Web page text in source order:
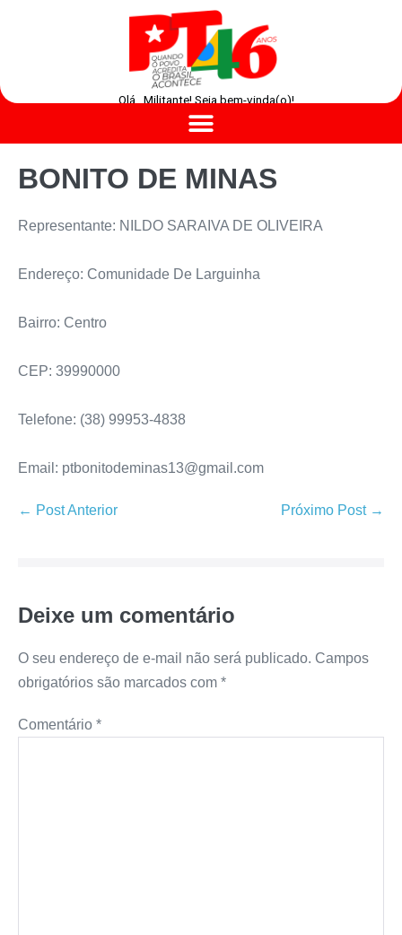
Olá , Militante! Seja bem-vinda(o)!
BONITO DE MINAS
Representante: NILDO SARAIVA DE OLIVEIRA
Endereço: Comunidade De Larguinha
Bairro: Centro
CEP: 39990000
Telefone: (38) 99953-4838
Email: ptbonitodeminas13@gmail.com
← Post Anterior Próximo Post →
Deixe um comentário
O seu endereço de e-mail não será publicado. Campos
obrigatórios são marcados com *
Comentário *